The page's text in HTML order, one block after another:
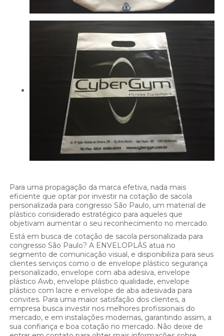
Para uma propagação da marca efetiva, nada mais
eficiente que optar por investir na cotação de sacola
personalizada para congresso São Paulo, um material de
plástico considerado estratégico para aqueles que
objetivam aumentar o seu reconhecimento no mercado.
Está em busca de cotação de sacola personalizada para
congresso São Paulo? A ENVELOPLÁS atua no
segmento de comunicação visual, e disponibiliza para seus
clientes serviços como o de envelope plástico segurança
personalizado, envelope com aba adesiva, envelope
plástico Awb, envelope plástico qualidade, envelope
plástico com lacre e envelope de aba adesivada para
convites. Para uma maior satisfação dos clientes, a
empresa busca investir nos melhores profissionais do
mercado, e em instalações modernas, garantindo assim, a
sua confiança e boa cotação no mercado. Não deixe de